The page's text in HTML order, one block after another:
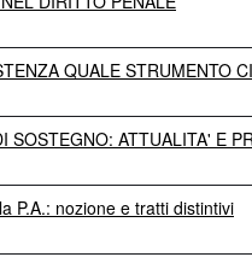
QUALE STRUMENTO
SOSTEGNO: ATTUALITA' E
P.A.: nozione e tratti distintivi